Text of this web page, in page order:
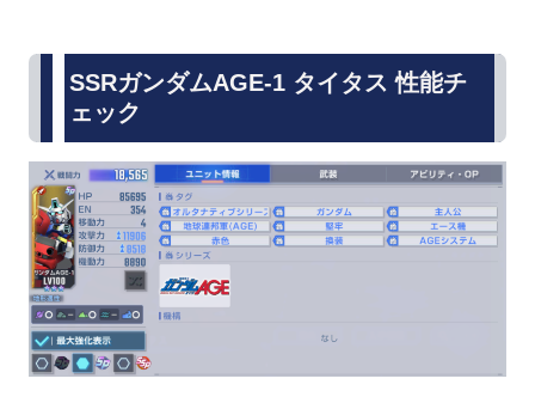
SSRガンダムAGE-1 タイタス 性能チ
ェック